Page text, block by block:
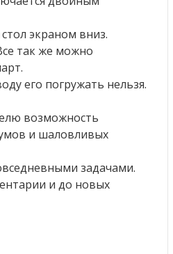
экраном вниз.
так же можно
его погружать нельзя.
возможность
и шаловливых
задачами.
и до новых